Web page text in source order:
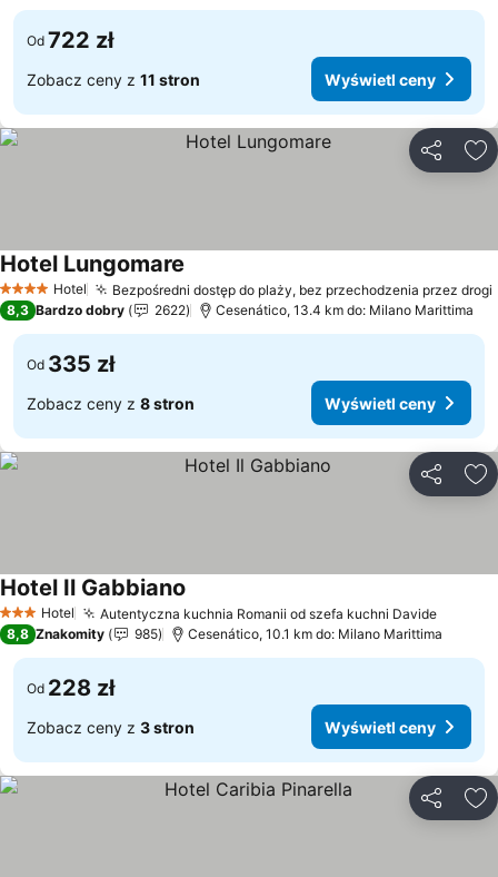
Od 722 zł
Zobacz ceny z 11 stron Wyświetl ceny
4 KategoriaHotel Bezpośredni dostęp do plaży, bez przechodzenia przez drogi
Hotel Lungomare
8,3 Bardzo dobry 2622 Cesenático, 13.4 km do: Milano Marittima
Od 335 zł
Zobacz ceny z 8 stron Wyświetl ceny
3 Kategoria
Hotel Autentyczna kuchnia Romanii od szefa kuchni Davide
Hotel Il Gabbiano
8,8 Znakomity 985 Cesenático, 10.1 km do: Milano Marittima
Od 228 zł
Zobacz ceny z 3 stron Wyświetl ceny